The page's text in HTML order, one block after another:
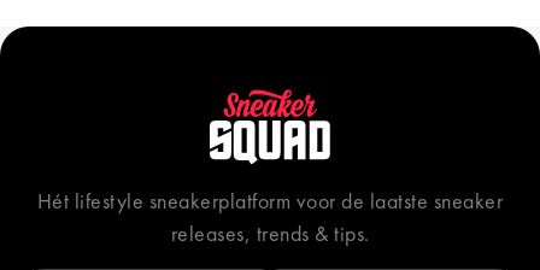
Hét lifestyle sneakerplatform voor de laatste sneaker
releases, trends & tips.